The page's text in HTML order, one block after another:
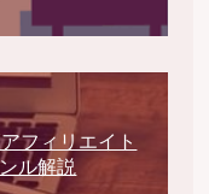
フィリエイト
ル解説